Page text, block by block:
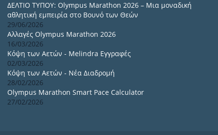
ΔΕΛΤΙΟ ΤΥΠΟΥ: Olympus Marathon 2026 – Μια μοναδική
αθλητική εμπειρία στο Βουνό των Θεών
29/06/2026
Αλλαγές Olympus Marathon 2026
16/03/2026
Κόψη των Αετών - Melindra Εγγραφές
02/03/2026
Κόψη των Αετών - Νέα Διαδρομή
28/02/2026
Olympus Marathon Smart Pace Calculator
27/02/2026